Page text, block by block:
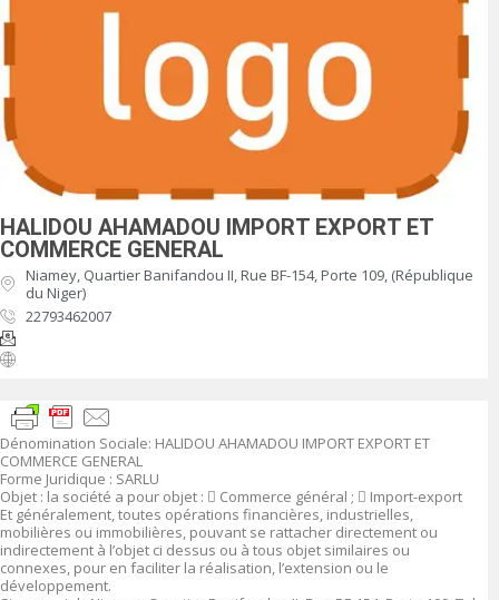
HALIDOU AHAMADOU IMPORT EXPORT ET
COMMERCE GENERAL
Niamey, Quartier Banifandou II, Rue BF-154, Porte 109, (République
du Niger)
22793462007
Dénomination Sociale: HALIDOU AHAMADOU IMPORT EXPORT ET
COMMERCE GENERAL
Forme Juridique : SARLU
Objet : la société a pour objet :  Commerce général ;  Import-export
Et généralement, toutes opérations financières, industrielles,
mobilières ou immobilières, pouvant se rattacher directement ou
indirectement à l’objet ci dessus ou à tous objet similaires ou
connexes, pour en faciliter la réalisation, l’extension ou le
développement.